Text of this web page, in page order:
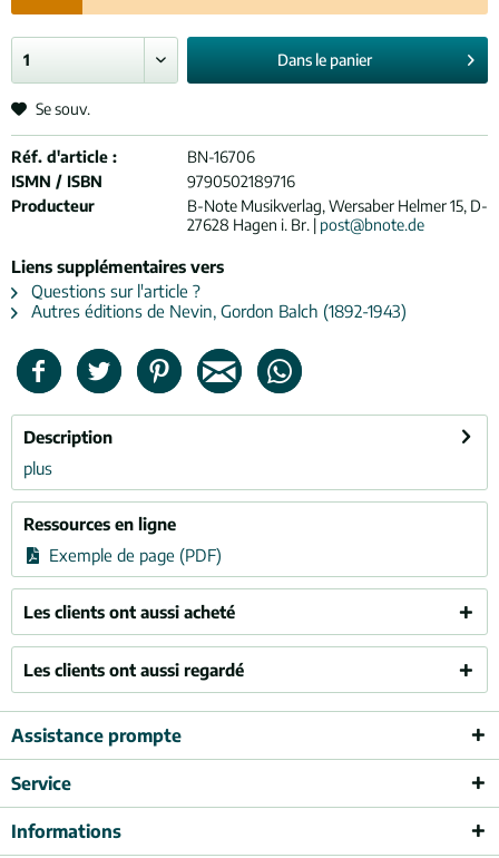
Dans le panier
Se souv.
Réf. d'article :
BN-16706
ISMN / ISBN
9790502189716
Producteur
B-Note Musikverlag, Wersaber Helmer 15, D-
27628 Hagen i. Br. | post@bnote.de
Liens supplémentaires vers
Questions sur l'article ?
Autres éditions de Nevin, Gordon Balch (1892-1943)
Description
plus
Ressources en ligne
Exemple de page (PDF)
Les clients ont aussi acheté
Les clients ont aussi regardé
Assistance prompte
Service
Informations